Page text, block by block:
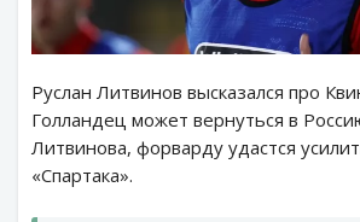
Руслан Литвинов высказался про
Голландец может вернуться в
Литвинова, форварду удастся
«Спартака».